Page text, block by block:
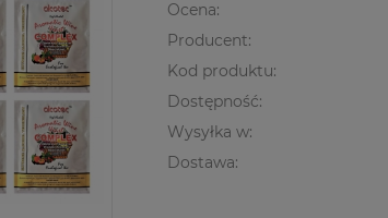
Ocena:
Producent:
Kod produktu:
Dostępność:
Wysyłka w:
Dostawa: